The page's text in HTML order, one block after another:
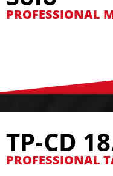
PROFESSIONAL
TP-CD
PROFESSIONAL